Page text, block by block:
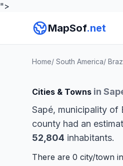
">
MapSof.net
Home/ South America/
Cities & Towns in
Sapé, municipality of
county had an
52,804 inhabitants.
There are 0 city/town